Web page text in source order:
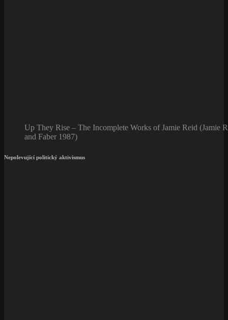
Up They Rise – The Incomplete Works of Jamie Reid (Jamie
and Faber 1987)
Nepolevující politický aktivismus